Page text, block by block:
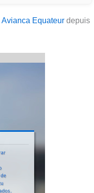
Avianca Equateur depuis